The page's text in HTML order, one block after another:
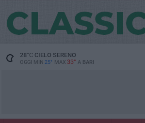
28°CCIELO SERENO
OGGI MIN 25° MAX 33° A BARI